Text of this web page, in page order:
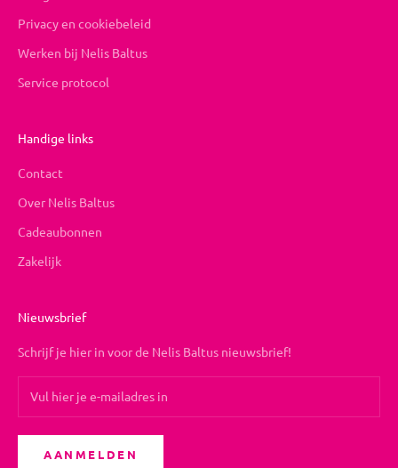
Privacy en cookiebeleid
Werken bij Nelis Baltus
Service protocol
Handige links
Contact
Over Nelis Baltus
Cadeaubonnen
Zakelijk
Nieuwsbrief
Schrijf je hier in voor de Nelis Baltus nieuwsbrief!
AANMELDEN